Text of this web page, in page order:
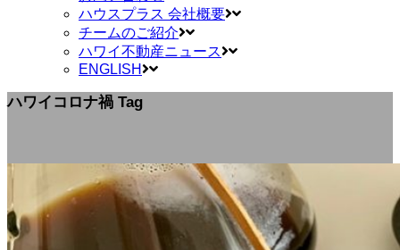
ハウスプラス 会社概要
チームのご紹介
ハワイ不動産ニュース
ENGLISH
ハワイコロナ禍 Tag